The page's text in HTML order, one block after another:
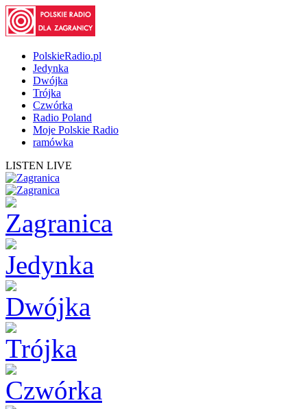
PolskieRadio.pl
Jedynka
Dwójka
Trójka
Czwórka
Radio Poland
Moje Polskie Radio
ramówka
LISTEN LIVE